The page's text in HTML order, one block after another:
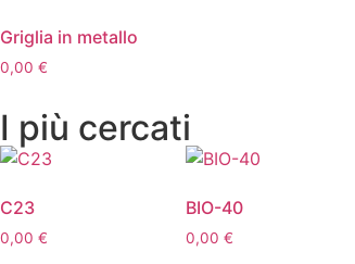
Griglia in metallo
0,00 €
I più cercati
C23
0,00 €
BIO-40
0,00 €